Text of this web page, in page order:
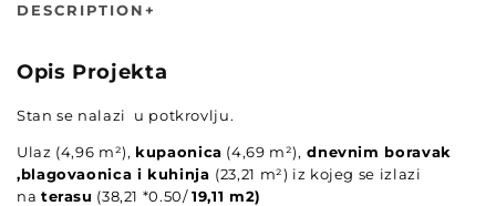
DESCRIPTION+
Opis Projekta
Stan se nalazi u potkrovlju.
Ulaz (4,96 m²), kupaonica (4,69 m²), dnevnim boravak
,blagovaonica i kuhinja (23,21 m²) iz kojeg se izlazi
na terasu (38,21 *0.50/19,11 m2)